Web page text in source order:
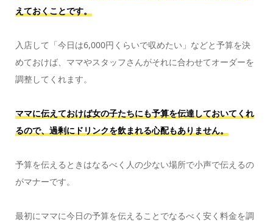
えておくことです。
入店して「今日は6,000円くらいで収めたい」などと予算を決
めておけば、ママやスタッフさんがそれに合わせてオーダーを
調整してくれます。
ママに伝えておけば女の子たちにも予算を伝達しておいてくれ
るので、過剰にドリンクを飲まれる心配もありません。
予算を伝えるときはなるべく人の少ない場所で小声で伝えるの
がマナーです。
最初にママに今日の予算を伝えることでなるべく安く料金を調